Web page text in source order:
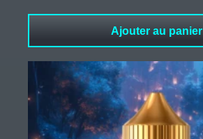
Ajouter au panier